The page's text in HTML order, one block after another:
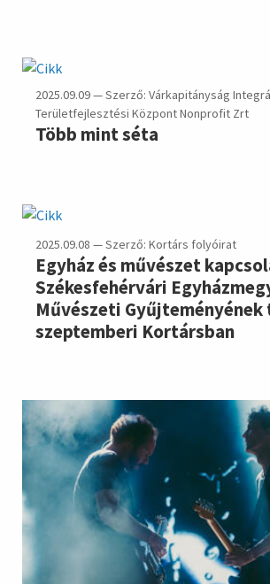
2025.09.09 — Szerző: Várkapitányság
Területfejlesztési Központ Nonprofit Zrt
Több mint séta
2025.09.08 — Szerző: Kortárs folyóirat
Egyház és művészet
Székesfehérvári
Művészeti
szeptemberi Kortársban